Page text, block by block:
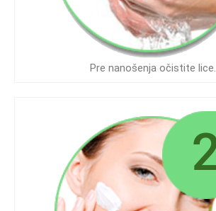
Pre nanošenja očistite lice.